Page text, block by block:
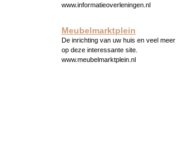
www.informatieoverleningen.nl
Meubelmarktplein
De inrichting van uw huis en veel meer
op deze interessante site.
www.meubelmarktplein.nl